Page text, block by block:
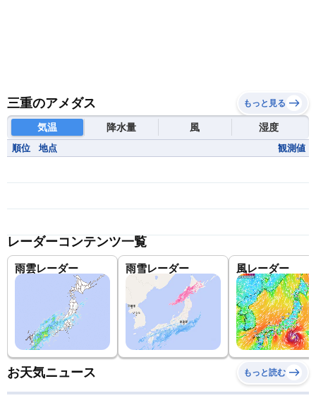
三重のアメダス もっと見る
気温 降水量 風 湿度
順位 地点 観測値
レーダーコンテンツ一覧
雨雲レーダー 雨雪レーダー 風レーダー
お天気ニュース もっと読む